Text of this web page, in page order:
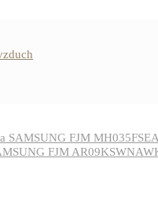
SAMSUNG FJM
FJM